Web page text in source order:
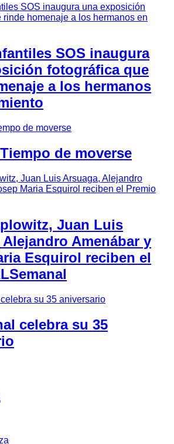
SOS inaugura
fotográfica que
a los hermanos
de moverse
Juan Luis
Amenábar y
Esquirol reciben el
celebra su 35